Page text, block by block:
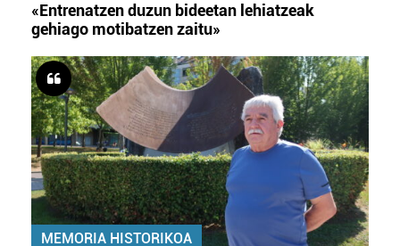
«Entrenatzen duzun bideetan lehiatzeak
gehiago motibatzen zaitu»
MEMORIA HISTORIKOA